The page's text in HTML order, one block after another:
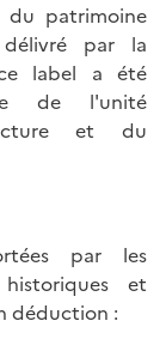
du patrimoine
par la
label a été
de l'unité
et du
par les
et
déduction :